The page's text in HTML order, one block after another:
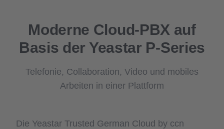
Moderne Cloud-PBX auf
Basis der Yeastar P‑Series
Telefonie, Collaboration, Video und mobiles
Arbeiten in einer Plattform
Die Yeastar Trusted German Cloud by ccn